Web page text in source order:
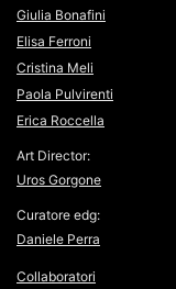
Giulia Bonafini
Elisa Ferroni
Cristina Meli
Paola Pulvirenti
Erica Roccella
Art Director:
Uros Gorgone
Curatore edg:
Daniele Perra
Collaboratori